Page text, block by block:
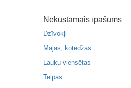
Nekustamais īpašums
Dzīvokļi
Mājas, kotedžas
Lauku viensētas
Telpas